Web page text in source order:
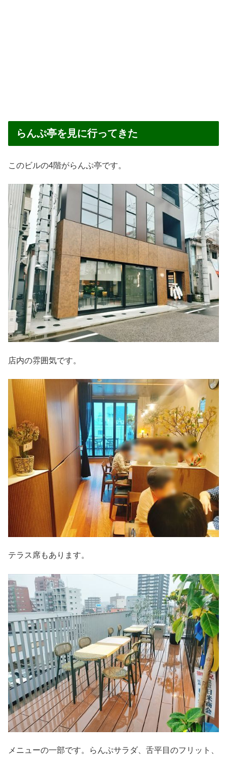
らんぷ亭を見に行ってきた
このビルの4階がらんぷ亭です。
店内の雰囲気です。
テラス席もあります。
メニューの一部です。らんぷサラダ、舌平目のフリット、